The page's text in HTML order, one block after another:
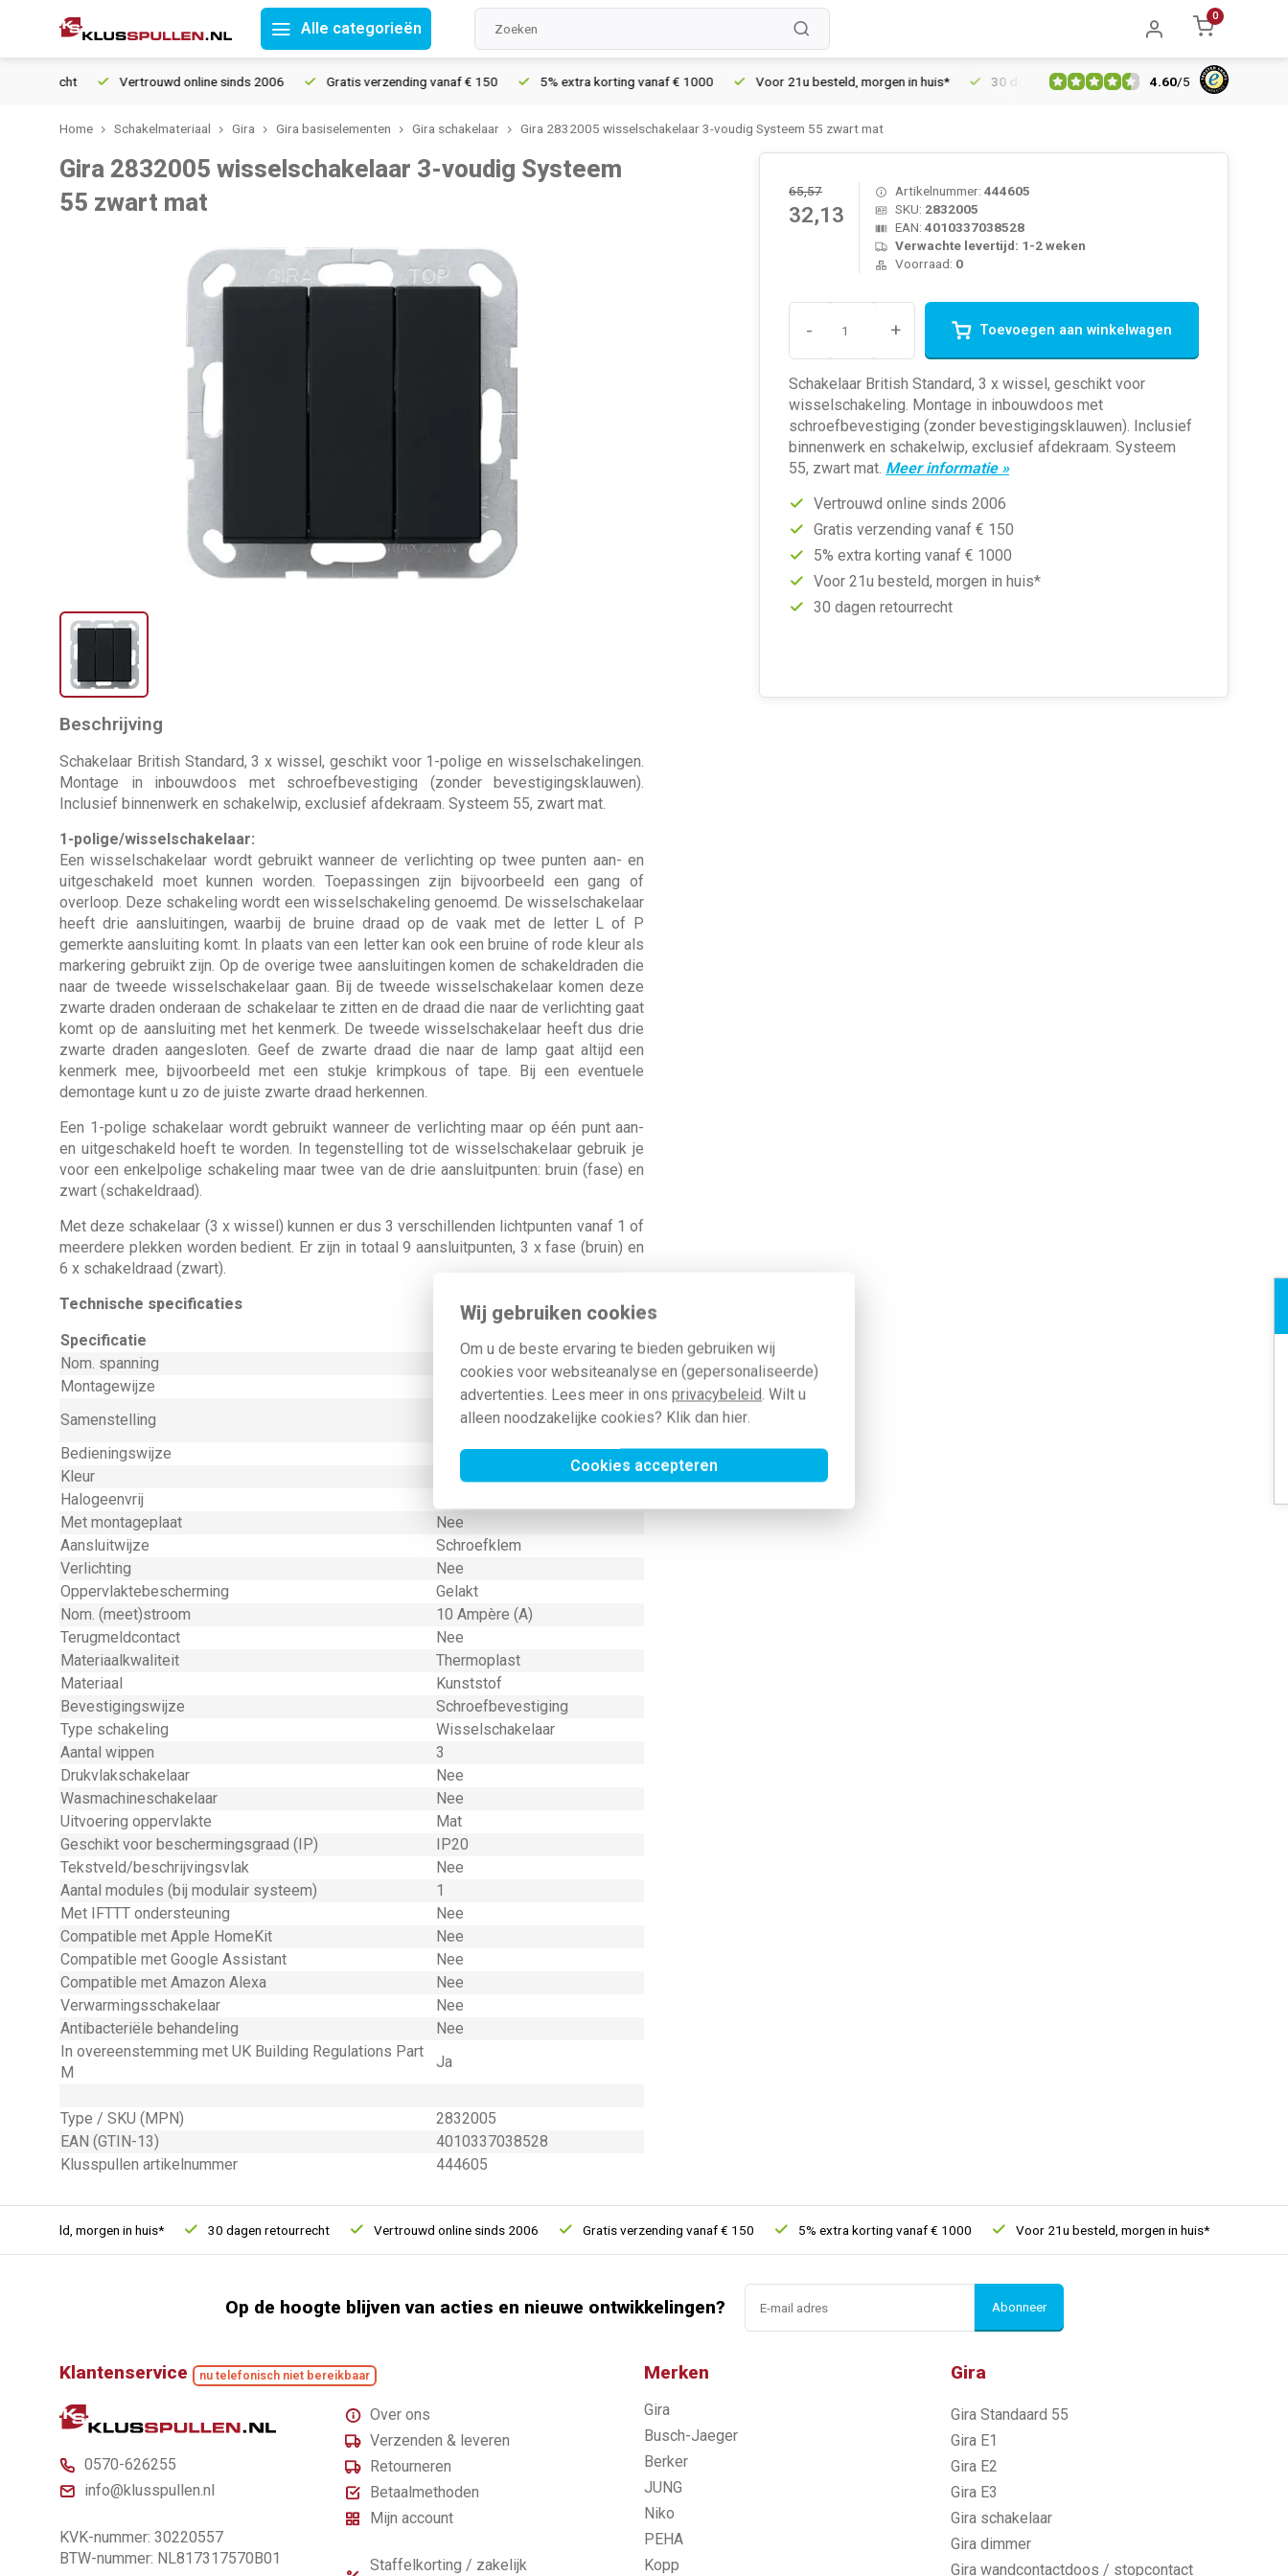
Wij gebruiken cookies
Om u de beste ervaring te bieden gebruiken wij
cookies voor websiteanalyse en (gepersonaliseerde)
advertenties. Lees meer in ons privacybeleid. Wilt u
alleen noodzakelijke cookies? Klik dan hier.
Cookies accepteren
Alle categorieën
0
Vertrouwd online sinds 2006 Gratis verzending vanaf € 150 5% extra korting vanaf € 1000 Voor 21u besteld, morgen in huis* 30 dagen retourrecht Vertrouwd online sinds 2006
4.60/5
Home Schakelmateriaal Gira Gira basiselementen Gira schakelaar Gira 2832005 wisselschakelaar 3-voudig Systeem 55 zwart mat
Gira 2832005 wisselschakelaar 3-voudig Systeem
55 zwart mat
65,57
32,13
Artikelnummer: 444605
SKU: 2832005
EAN: 4010337038528
Verwachte levertijd: 1-2 weken
Voorraad: 0
- + Toevoegen aan winkelwagen
Schakelaar British Standard, 3 x wissel, geschikt voor
wisselschakeling. Montage in inbouwdoos met
schroefbevestiging (zonder bevestigingsklauwen). Inclusief
binnenwerk en schakelwip, exclusief afdekraam. Systeem
55, zwart mat. Meer informatie »
Vertrouwd online sinds 2006
Gratis verzending vanaf € 150
5% extra korting vanaf € 1000
Voor 21u besteld, morgen in huis*
30 dagen retourrecht
Beschrijving
Schakelaar British Standard, 3 x wissel, geschikt voor 1-polige en wisselschakelingen.
Montage in inbouwdoos met schroefbevestiging (zonder bevestigingsklauwen).
Inclusief binnenwerk en schakelwip, exclusief afdekraam. Systeem 55, zwart mat.
1-polige/wisselschakelaar:
Een wisselschakelaar wordt gebruikt wanneer de verlichting op twee punten aan- en
uitgeschakeld moet kunnen worden. Toepassingen zijn bijvoorbeeld een gang of
overloop. Deze schakeling wordt een wisselschakeling genoemd. De wisselschakelaar
heeft drie aansluitingen, waarbij de bruine draad op de vaak met de letter L of P
gemerkte aansluiting komt. In plaats van een letter kan ook een bruine of rode kleur als
markering gebruikt zijn. Op de overige twee aansluitingen komen de schakeldraden die
naar de tweede wisselschakelaar gaan. Bij de tweede wisselschakelaar komen deze
zwarte draden onderaan de schakelaar te zitten en de draad die naar de verlichting gaat
komt op de aansluiting met het kenmerk. De tweede wisselschakelaar heeft dus drie
zwarte draden aangesloten. Geef de zwarte draad die naar de lamp gaat altijd een
kenmerk mee, bijvoorbeeld met een stukje krimpkous of tape. Bij een eventuele
demontage kunt u zo de juiste zwarte draad herkennen.
Een 1-polige schakelaar wordt gebruikt wanneer de verlichting maar op één punt aan-
en uitgeschakeld hoeft te worden. In tegenstelling tot de wisselschakelaar gebruik je
voor een enkelpolige schakeling maar twee van de drie aansluitpunten: bruin (fase) en
zwart (schakeldraad).
Met deze schakelaar (3 x wissel) kunnen er dus 3 verschillenden lichtpunten vanaf 1 of
meerdere plekken worden bedient. Er zijn in totaal 9 aansluitpunten, 3 x fase (bruin) en
6 x schakeldraad (zwart).
Technische specificaties
Specificatie
Waarde
Nom. spanning
250 Volt (V)
Montagewijze
Inbouw (stucwerk)
Samenstelling
Basiselement met
Bedieningswijze
Wip/drukker
Kleur
Zwart
Halogeenvrij
Met montageplaat
Nee
Aansluitwijze
Schroefklem
Verlichting
Nee
Oppervlaktebescherming
Gelakt
Nom. (meet)stroom
10 Ampère (A)
Terugmeldcontact
Nee
Materiaalkwaliteit
Thermoplast
Materiaal
Kunststof
Bevestigingswijze
Schroefbevestiging
Type schakeling
Wisselschakelaar
Aantal wippen
3
Drukvlakschakelaar
Nee
Wasmachineschakelaar
Nee
Uitvoering oppervlakte
Mat
Geschikt voor beschermingsgraad (IP)
IP20
Tekstveld/beschrijvingsvlak
Nee
Aantal modules (bij modulair systeem)
1
Met IFTTT ondersteuning
Nee
Compatible met Apple HomeKit
Nee
Compatible met Google Assistant
Nee
Compatible met Amazon Alexa
Nee
Verwarmingsschakelaar
Nee
Antibacteriële behandeling
Nee
In overeenstemming met UK Building Regulations Part
M
Ja
Type / SKU (MPN)
2832005
EAN (GTIN-13)
4010337038528
Klusspullen artikelnummer
444605
morgen in huis* 30 dagen retourrecht Vertrouwd online sinds 2006 Gratis verzending vanaf € 150 5% extra korting vanaf € 1000 Voor 21u besteld, morgen in huis*
Op de hoogte blijven van acties en nieuwe ontwikkelingen? Abonneer
Klantenservice nu telefonisch niet bereikbaar
0570-626255
info@klusspullen.nl
KVK-nummer: 30220557
BTW-nummer: NL817317570B01
Over ons
Verzenden & leveren
Retourneren
Betaalmethoden
Mijn account
Staffelkorting / zakelijk
Merken
Gira
Busch-Jaeger
Berker
JUNG
Niko
PEHA
Kopp
Gira
Gira Standaard 55
Gira E1
Gira E2
Gira E3
Gira schakelaar
Gira dimmer
Gira wandcontactdoos / stopcontact